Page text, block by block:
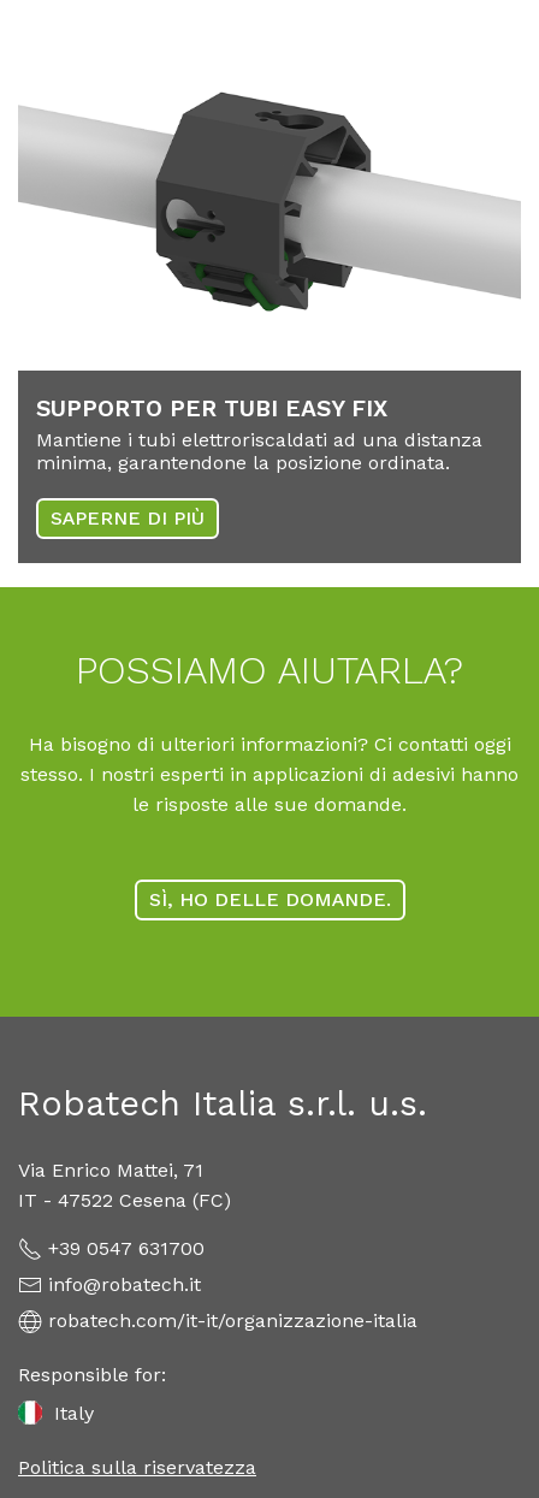
SUP­POR­TO PER TUBI EASY FIX
Mantiene i tubi elettroriscaldati ad una distanza
minima, garantendone la posizione ordinata.
SAPERNE DI PIÙ
POS­SIA­MO AI­UT­AR­LA?
Ha bisogno di ulteriori informazioni? Ci contatti oggi
stesso. I nostri esperti in applicazioni di adesivi hanno
le risposte alle sue domande.
SÌ, HO DELLE DOMANDE.
Robatech Italia s.r.l. u.s.
Via Enrico Mattei, 71
IT - 47522 Cesena (FC)
+39 0547 631700
info@robatech.it
robatech.com/it-it/organizzazione-italia
Responsible for:
Italy
Politica sulla riservatezza